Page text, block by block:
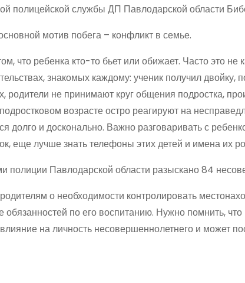
полицейской службы ДП Павлодарской области
мотив побега – конфликт в семье.
что ребенка кто-то бьет или обижает. Часто это
знакомых каждому: ученик получил двойку,
родители не принимают круг общения подростка,
возрасте остро реагируют на
долго и досконально. Важно разговаривать с
еще лучше знать телефоны этих детей и имена их
полиции Павлодарской области разыскано 84
о необходимости контролировать
по его воспитанию. Нужно помнить,
на личность несовершеннолетнего и может